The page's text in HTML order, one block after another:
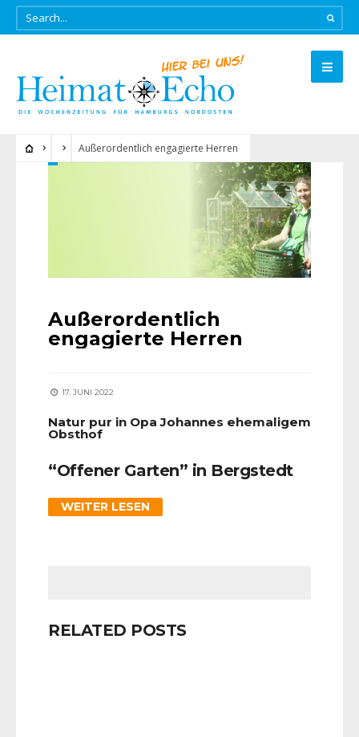
Außerordentlich engagierte Herren
Außerordentlich
engagierte Herren
17. JUNI 2022
Natur pur in Opa Johannes ehemaligem
Obsthof
“Offener Garten” in Bergstedt
WEITER LESEN
RELATED POSTS